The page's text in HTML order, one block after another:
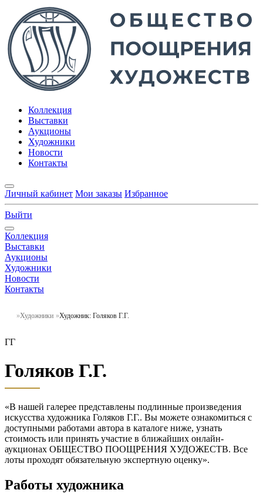
Коллекция
Выставки
Аукционы
Художники
Новости
Контакты
Личный кабинет Мои заказы Избранное
Выйти
Коллекция
Выставки
Аукционы
Художники
Новости
Контакты
Художники Художник: Голяков Г.Г.
ГГ
Голяков Г.Г.
«В нашей галерее представлены подлинные произведения
искусства художника Голяков Г.Г.. Вы можете ознакомиться с
доступными работами автора в каталоге ниже, узнать
стоимость или принять участие в ближайших онлайн-
аукционах ОБЩЕСТВО ПООЩРЕНИЯ ХУДОЖЕСТВ. Все
лоты проходят обязательную экспертную оценку».
Работы художника